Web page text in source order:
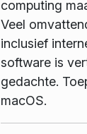
computing
Veel
inclusief
software is
gedachte.
macOS.